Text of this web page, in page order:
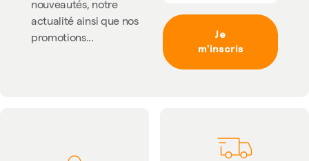
nouveautés, notre
actualité ainsi que nos
promotions...
Je
m'inscris